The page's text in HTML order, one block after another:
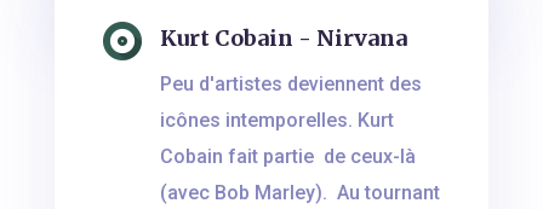
Kurt Cobain - Nirvana
Peu d'artistes deviennent des
icônes intemporelles. Kurt
Cobain fait partie de ceux-là
(avec Bob Marley). Au tournant